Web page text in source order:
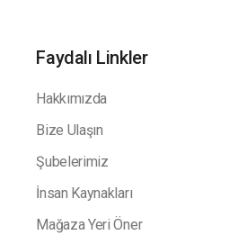
Faydalı Linkler
Hakkımızda
Bize Ulaşın
Şubelerimiz
İnsan Kaynakları
Mağaza Yeri Öner